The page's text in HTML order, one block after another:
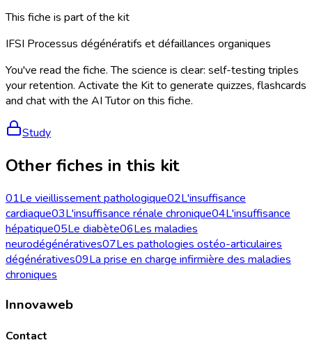
This fiche is part of the kit
IFSI Processus dégénératifs et défaillances organiques
You've read the fiche. The science is clear: self-testing triples
your retention. Activate the Kit to generate quizzes, flashcards
and chat with the AI Tutor on this fiche.
Study
Other fiches in this kit
01Le vieillissement pathologique02L'insuffisance
cardiaque03L'insuffisance rénale chronique04L'insuffisance
hépatique05Le diabète06Les maladies
neurodégénératives07Les pathologies ostéo-articulaires
dégénératives09La prise en charge infirmière des maladies
chroniques
Innovaweb
Contact